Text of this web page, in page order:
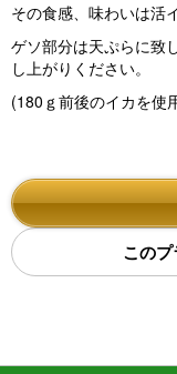
その食感、味わいは活
ゲソ部分は天ぷらに致
し上がりください。
(180ｇ前後のイカを使
この